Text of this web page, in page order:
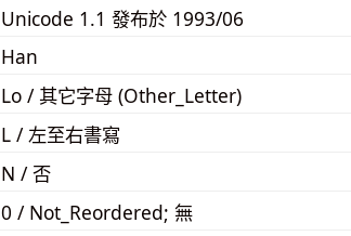
Unicode 1.1 發布於 1993/06
Han
Lo / 其它字母 (Other_Letter)
L / 左至右書寫
N / 否
0 / Not_Reordered; 無